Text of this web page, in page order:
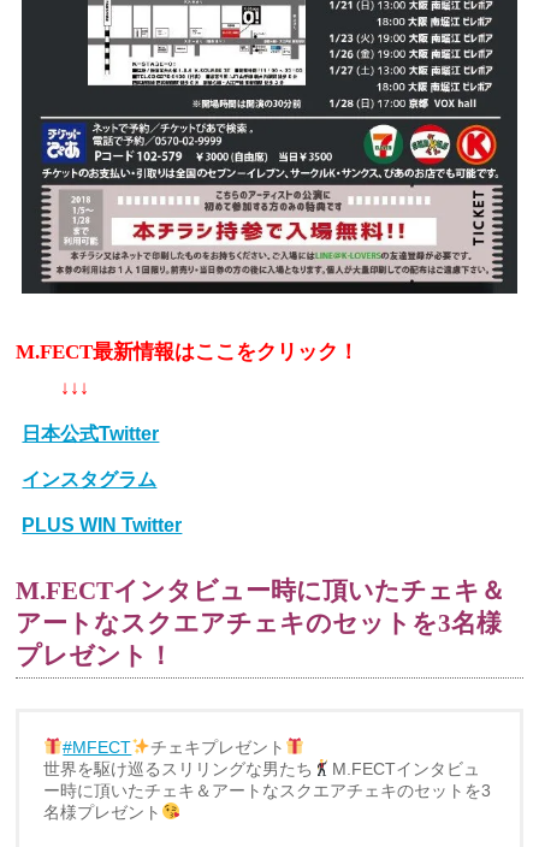
M.FECT最新情報はここをクリック！
↓↓↓
日本公式Twitter
インスタグラム
PLUS WIN Twitter
M.FECTインタビュー時に頂いたチェキ＆
アートなスクエアチェキのセットを3名様
プレゼント！
#MFECT
チェキプレゼント
世界を駆け巡るスリリングな男たち
M.FECTインタビュ
ー時に頂いたチェキ＆アートなスクエアチェキのセットを3
名様プレゼント